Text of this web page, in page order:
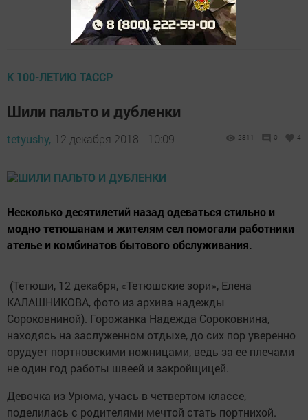
К 100-ЛЕТИЮ ТАССР
Шили пальто и дубленки
tetyushy, 12 декабря 2018 - 10:09 2811 0 4
Несколько десятилетий назад одеваться стильно и
модно тетюшанам и жителям сел помогали работники
ателье и комбинатов бытового обслуживания.
(Тетюши, 12 декабря, «Тетюшские зори», Елена
КАЛАШНИКОВА, фото из архива надежды
Сороковниной). Горожанка Надежда Сороковнина,
находясь на заслуженном отдыхе, до сих пор уверенно
орудует портновскими ножницами, ведь за ее плечами
не один год работы швеей и закройщицей.
Девочка из Урюма, учась в четвертом классе,
поделилась с родителями мечтой стать портнихой.